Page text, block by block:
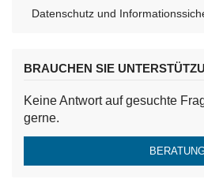
Datenschutz und
BRAUCHEN SIE
Keine Antwort auf gesuchte
gerne.